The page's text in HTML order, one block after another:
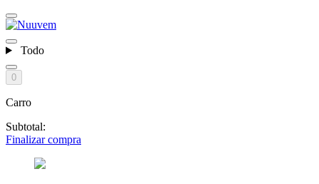
Todo
0
Carro
Subtotal:
Finalizar compra